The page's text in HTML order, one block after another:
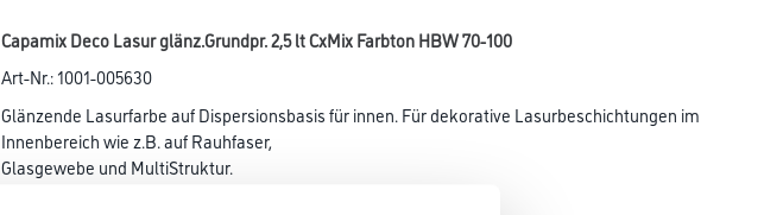
Capamix Deco Lasur glänz.Grundpr. 2,5 lt CxMix Farbton HBW 70-100
Art-Nr.:1001-005630
Glänzende Lasurfarbe auf Dispersionsbasis für innen. Für dekorative Lasurbeschichtungen im
Innenbereich wie z.B. auf Rauhfaser,
Glasgewebe und MultiStruktur.